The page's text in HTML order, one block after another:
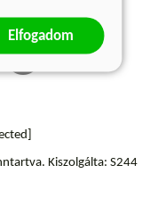
Kiszolgálta: S244
Elfogadom